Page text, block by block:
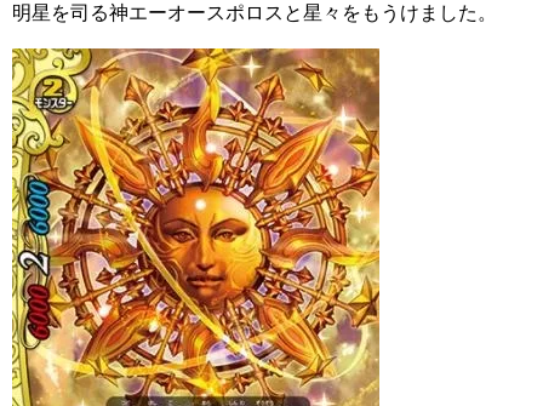
明星を司る神エーオースポロスと星々をもうけました。